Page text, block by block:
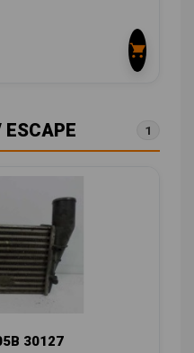
ESCAPE 1
30127